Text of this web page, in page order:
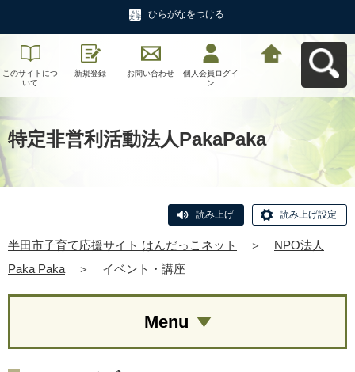
ひらがなをつける
このサイトにつ
いて
新規登録 お問い合わせ
個人会員ログイ
ン
特定非営利活動法人PakaPaka
読み上げ 読み上げ設定
半田市子育て応援サイト はんだっこネット ＞
NPO法人
Paka Paka
＞ イベント・講座
Menu